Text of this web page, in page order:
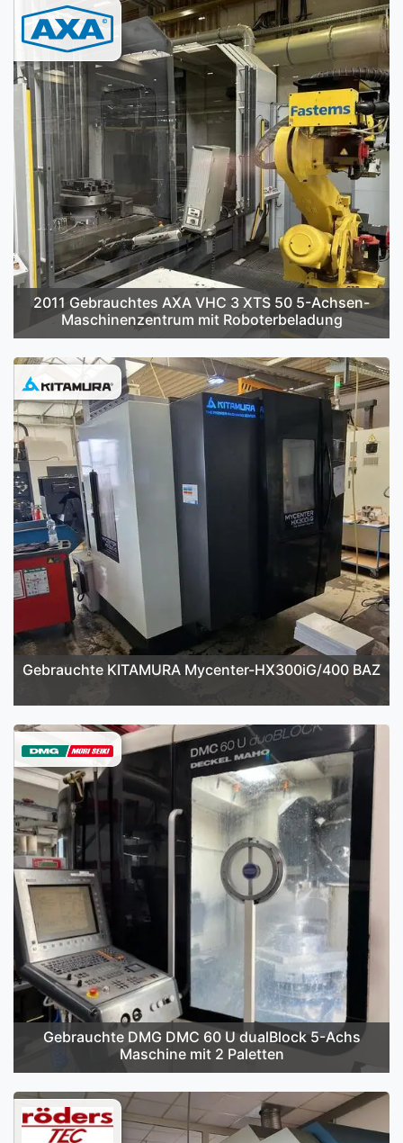
2011 Gebrauchtes AXA VHC 3 XTS 50 5-Achsen-
Maschinenzentrum mit Roboterbeladung
Gebrauchte KITAMURA Mycenter-HX300iG/400 BAZ
Gebrauchte DMG DMC 60 U dualBlock 5-Achs
Maschine mit 2 Paletten